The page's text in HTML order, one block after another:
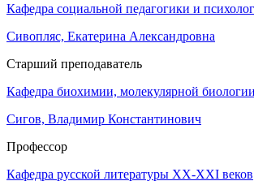
Кафедра социальной педагогики и
Сивопляс, Екатерина Александровна
Старший преподаватель
Кафедра биохимии, молекулярной
Сигов, Владимир Константинович
Профессор
Кафедра русской литературы XX-XXI веков